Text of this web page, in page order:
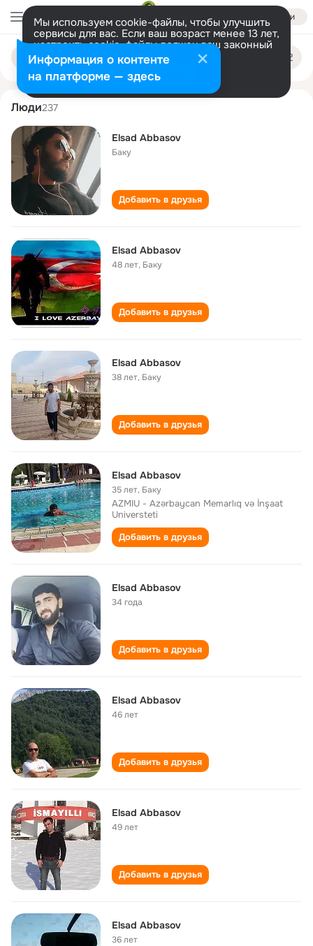
Войти
Мы используем cookie-файлы, чтобы улучшить
сервисы для вас. Если ваш возраст менее 13 лет,
настроить cookie-файлы должен ваш законный
представитель. Больше информации
Разрешить все Настроить
Поиск
людям
elsad abbasov
Люди237
Elsad Abbasov
Баку
Добавить в друзья
Elsad Abbasov
48 лет, Баку
Добавить в друзья
Elsad Abbasov
38 лет, Баку
Добавить в друзья
Elsad Abbasov
35 лет, Баку
AZMIU - Azərbaycan Memarlıq və İnşaat
Universteti
Добавить в друзья
Elsad Abbasov
34 года
Добавить в друзья
Elsad Abbasov
46 лет
Добавить в друзья
Elsad Abbasov
49 лет
Добавить в друзья
Elsad Abbasov
36 лет
Информация о контенте
на платформе — здесь